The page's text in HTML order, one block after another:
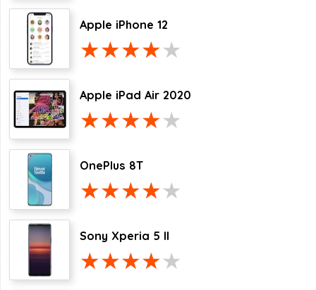
Apple iPhone 12
Apple iPad Air 2020
OnePlus 8T
Sony Xperia 5 II